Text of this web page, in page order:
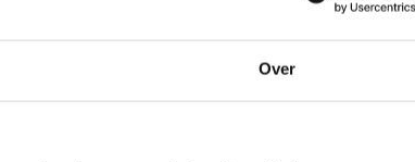
Over
TOEVOEGEN